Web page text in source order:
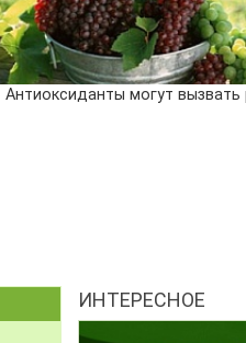
Антиоксиданты могут вызвать
ИНТЕРЕСНОЕ